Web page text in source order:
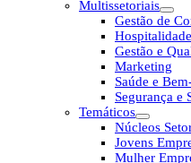
Multissetoriais
Gestão de
Hospitalidade
Gestão e
Marketing
Saúde e
Segurança e
Temáticos
Núcleos
Jovens
Mulher